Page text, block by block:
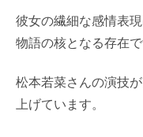
彼女の繊細な感情表
物語の核となる存在で
松本若菜さんの演技
上げています。